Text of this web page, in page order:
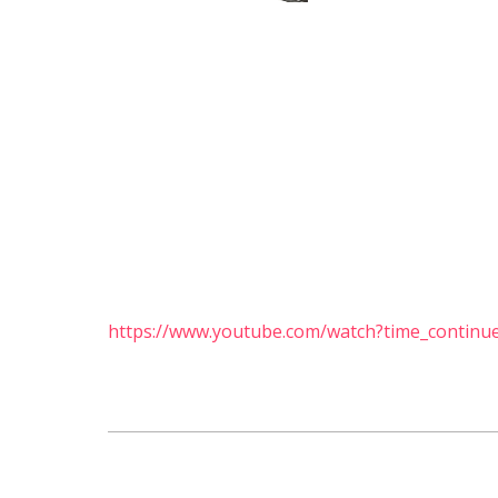
https://www.youtube.com/